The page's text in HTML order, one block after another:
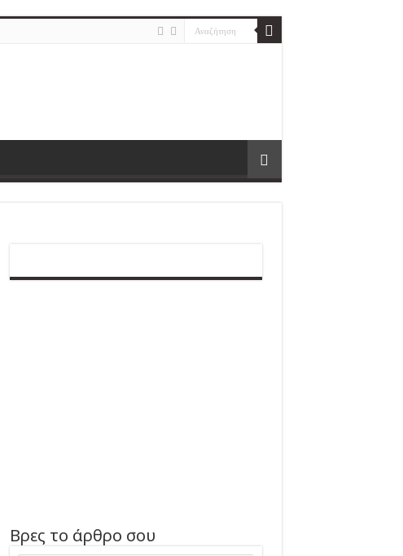
Βρες το άρθρο σου